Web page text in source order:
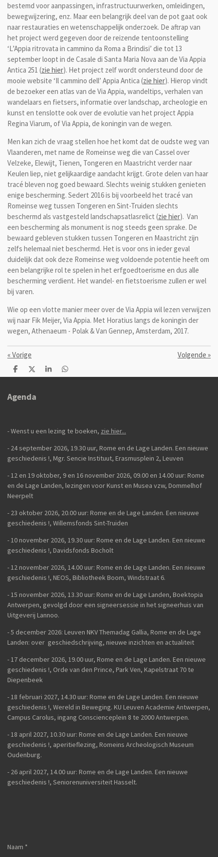
bestemd voor aanpassingen, infrastructuurwerken, omleidingen,
bewegwijzering, enz. Maar een belangrijk deel van de pot gaat ook
naar restauraties en wetenschappelijk onderzoek. De aftrap van
het project werd gegeven door de reizende tentoonstelling
‘L’Appia ritrovata in cammino da Roma a Brindisi’ die tot 13
september loopt in de Casale di Santa Maria Nova aan de Via Appia
Antica 251 (zie hier). Het project zelf wordt ondersteund door de
mooie website ‘Il cammino dell’ Appia Antica (zie hier). Hierop vindt
de bezoeker een atlas van de Via Appia, wandeltips, verhalen van
wandelaars en fietsers, informatie over landschap, archeologie en
kunst en tenslotte ook over de evolutie van het project Appia
Regina Viarum, of Via Appia, de koningin van de wegen.
Men kan zich de vraag stellen hoe het komt dat de oudste weg van
Vlaanderen, met name de Romeinse weg die van Cassel over
Velzeke, Elewijt, Tienen, Tongeren en Maastricht verder naar
Keulen liep, niet gelijkaardige aandacht krijgt. Grote delen van haar
tracé bleven nog goed bewaard. Slechts weinig stukken genieten
enige bescherming. Sedert 2016 is bij voorbeeld het tracé van
Romeinse weg tussen Tongeren en Sint-Truiden slechts
beschermd als vastgesteld landschapsatlasrelict (zie hier). Van
een bescherming als monument is nog steeds geen sprake. De
bewaard gebleven stukken tussen Tongeren en Maastricht zijn
zelfs helemaal niet beschermd. Het is voor ons in ieder geval
duidelijk dat ook deze Romeinse weg voldoende potentie heeft om
een belangrijke rol te spelen in het erfgoedtoerisme en dus alle
bescherming verdient. Het wandel- en fietstoerisme zullen er wel
bij varen.
Wie op een vlotte manier meer over de Via Appia wil lezen verwijzen
wij naar Fik Meijer, Via Appia. Met Horatius langs de koningin der
wegen, Athenaeum - Polak & Van Gennep, Amsterdam, 2017.
« Vorige Volgende »
D
e
e
n
D
e
l
S
h
D
e
Agenda
- Wenst u een lezing te boeken, zie hier...
- 24 september 2026, 19.30 uur, Rome en de Lage Landen. Een nieuwe
geschiedenis !, Mgr. Sencie Instituut, Erasmusplein 2, Leuven
-12 en 19 oktober, 9 en 16 november 2026, 09.00 en 14.00 uur: Rome
en de Lage Landen, lezingen voor Kunst en Musea vzw, Dommelhof
Neerpelt
- 23 oktober 2026, 20.00 uur: Rome en de Lage Landen. Een nieuwe
geschiedenis !, Willemsfonds Sint-Truiden
- 10 november 2026, 19.30 uur: Rome en de Lage Landen. Een nieuwe
geschiedenis !, Davidsfonds Bocholt
- 12 november 2026, 14.00 uur: Rome en de Lage Landen. Een nieuwe
geschiedenis !, NEOS, Bibliotheek Boom, Windstraat 6.
- 15 november 2026, 13.30 uur: Rome en de Lage Landen, Boektopia
Antwerpen, gevolgd door een signeersessie in het signeerhuis van
Uitgeverij Lannoo.
- 5 december 2026: Leuven NKV Themadag Gallia, Rome en de Lage
Landen: over geschiedschrijving, nieuwe inzichten en actualiteit
-17 december 2026, 19.00 uur, Rome en de Lage Landen. Een nieuwe
geschiedenis !, Orde van den Prince, Park Ven, Kapelstraat 70 te
Diepenbeek
- 18 februari 2027, 14.30 uur: Rome en de Lage Landen. Een nieuwe
geschiedenis !, Wereld in Beweging. KU Leuven Academie Antwerpen,
Campus Carolus, ingang Conscienceplein 8 te 2000 Antwerpen.
- 18 april 2027, 10.30 uur: Rome en de Lage Landen. Een nieuwe
geschiedenis !, aperitieflezing, Romeins Archeologisch Museum
Oudenburg.
- 26 april 2027, 14.00 uur: Rome en de Lage Landen. Een nieuwe
geschiedenis !, Seniorenuniversiteit Hasselt.
Naam *